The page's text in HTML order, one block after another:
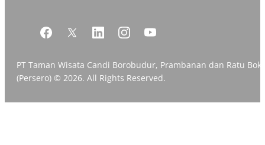
PT Taman Wisata Candi Borobudur, Prambanan dan Ratu
(Persero) © 2026. All Rights Reserved.